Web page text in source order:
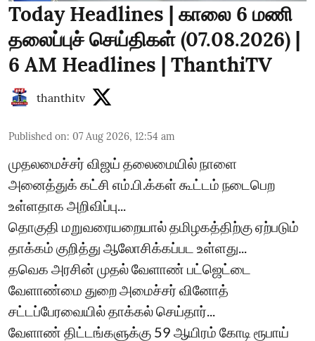
Today Headlines | காலை 6 மணி
தலைப்புச் செய்திகள் (07.08.2026) |
6 AM Headlines | ThanthiTV
thanthitv
Published on: 07 Aug 2026, 12:54 am
முதலமைச்சர் விஜய் தலைமையில் நாளை
அனைத்துக் கட்சி எம்.பி.க்கள் கூட்டம் நடைபெற
உள்ளதாக அறிவிப்பு...
தொகுதி மறுவரையறையால் தமிழகத்திற்கு ஏற்படும்
தாக்கம் குறித்து ஆலோசிக்கப்பட உள்ளது...
தவெக அரசின் முதல் வேளாண் பட்ஜெட்டை
வேளாண்மை துறை அமைச்சர் வினோத்
சட்டப்பேரவையில் தாக்கல் செய்தார்...
வேளாண் திட்டங்களுக்கு 59 ஆயிரம் கோடி ரூபாய்